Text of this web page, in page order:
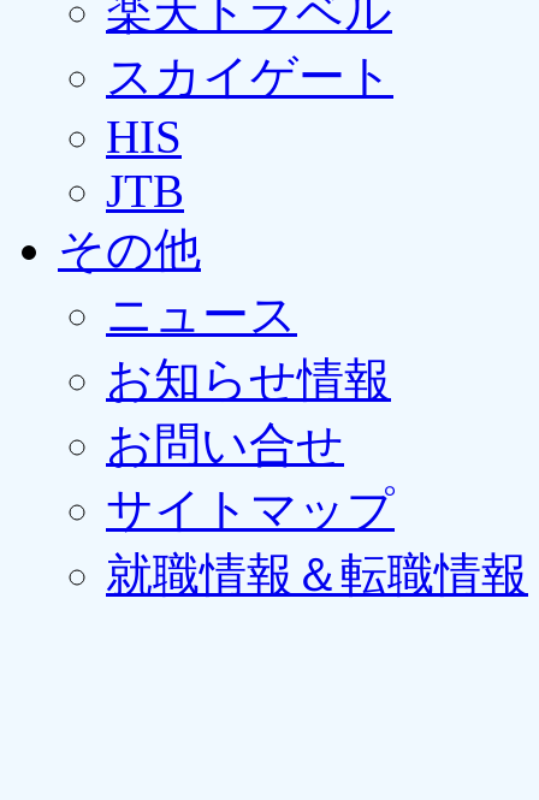
楽天トラベル
スカイゲート
HIS
JTB
その他
ニュース
お知らせ情報
お問い合せ
サイトマップ
就職情報＆転職情報